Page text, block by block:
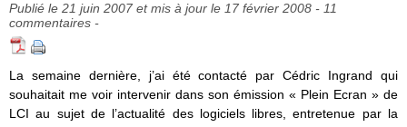
Publié le 21 juin 2007 et mis à jour le 17 février 2008 - 11
commentaires -
La semaine dernière, j’ai été contacté par Cédric Ingrand qui
souhaitait me voir intervenir dans son émission « Plein Ecran » de
LCI au sujet de l’actualité des logiciels libres, entretenue par la